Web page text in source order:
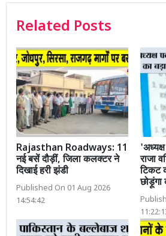
Related Posts
Rajasthan Roadways: 11
नई बसें दौड़ीं, जिला कलक्टर ने
दिखाई हरी झंडी
Published On 01 Aug 2026
14:54:42
राजा
टिकट